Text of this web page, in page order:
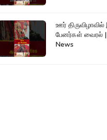
ஊர்
பேனர்கள் வைரல் |
News